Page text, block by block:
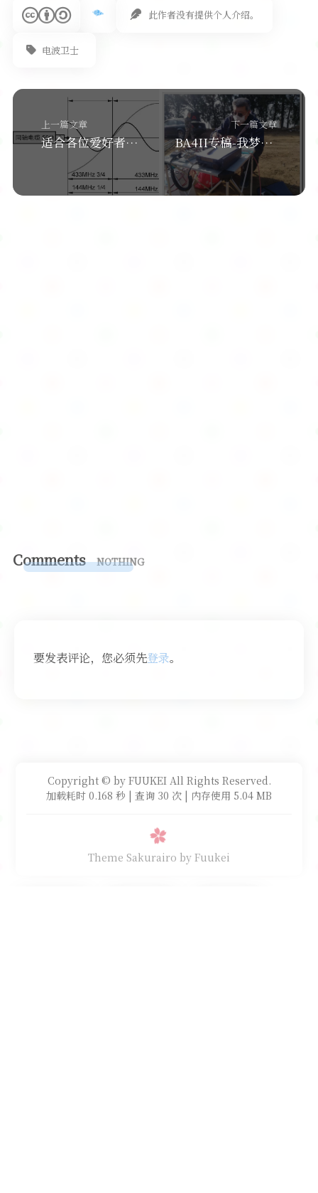
此作者没有提供个人介绍。
电波卫士
上一篇文章
适合各位爱好者自制的uv双段J型天线
下一篇文章
BA4II专稿-我梦中的冰达坂
Comments NOTHING
要发表评论，您必须先登录。
Copyright © by FUUKEI All Rights Reserved.
加载耗时 0.168 秒 | 查询 30 次 | 内存使用 5.04 MB
Theme Sakurairo by Fuukei